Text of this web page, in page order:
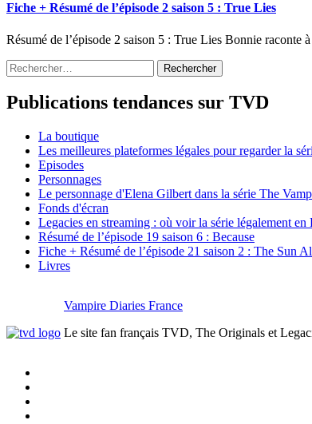
Fiche + Résumé de l’épisode 2 saison 5 : True Lies
Résumé de l’épisode 2 saison 5 : True Lies Bonnie raconte
Rechercher :
Publications tendances sur TVD
La boutique
Les meilleures plateformes légales pour regarder la
Episodes
Personnages
Le personnage d'Elena Gilbert dans la série The
Fonds d'écran
Legacies en streaming : où voir la série légalement en
Résumé de l’épisode 19 saison 6 : Because
Fiche + Résumé de l’épisode 21 saison 2 : The Sun
Livres
Vampire Diaries France
Le site fan français TVD, The Originals et